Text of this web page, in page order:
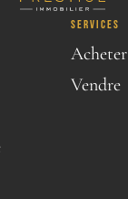
SERVICES
Acheter
Vendre